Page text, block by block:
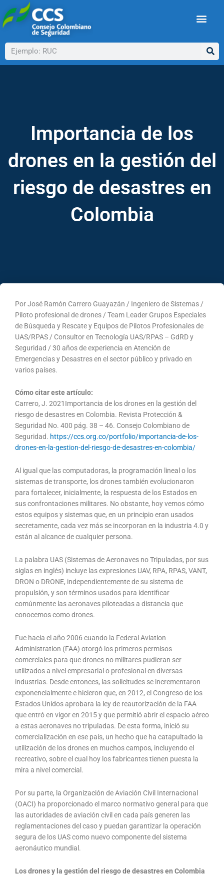
al
contenido
Buscar
Importancia de los
drones en la gestión del
riesgo de desastres en
Colombia
Por José Ramón Carrero Guayazán / Ingeniero de Sistemas /
Piloto profesional de drones / Team Leader Grupos Especiales
de Búsqueda y Rescate y Equipos de Pilotos Profesionales de
UAS/RPAS / Consultor en Tecnología UAS/RPAS – GdRD y
Seguridad / 30 años de experiencia en Atención de
Emergencias y Desastres en el sector público y privado en
varios países.
Cómo citar este artículo:
Carrero, J. 2021Importancia de los drones en la gestión del
riesgo de desastres en Colombia. Revista Protección &
Seguridad No. 400 pág. 38 – 46. Consejo Colombiano de
Seguridad. https://ccs.org.co/portfolio/importancia-de-los-
drones-en-la-gestion-del-riesgo-de-desastres-en-colombia/
Al igual que las computadoras, la programación lineal o los
sistemas de transporte, los drones también evolucionaron
para fortalecer, inicialmente, la respuesta de los Estados en
sus confrontaciones militares. No obstante, hoy vemos cómo
estos equipos y sistemas que, en un principio eran usados
secretamente, cada vez más se incorporan en la industria 4.0 y
están al alcance de cualquier persona.
La palabra UAS (Sistemas de Aeronaves no Tripuladas, por sus
siglas en inglés) incluye las expresiones UAV, RPA, RPAS, VANT,
DRON o DRONE, independientemente de su sistema de
propulsión, y son términos usados para identificar
comúnmente las aeronaves piloteadas a distancia que
conocemos como drones.
Fue hacia el año 2006 cuando la Federal Aviation
Administration (FAA) otorgó los primeros permisos
comerciales para que drones no militares pudieran ser
utilizados a nivel empresarial o profesional en diversas
industrias. Desde entonces, las solicitudes se incrementaron
exponencialmente e hicieron que, en 2012, el Congreso de los
Estados Unidos aprobara la ley de reautorización de la FAA
que entró en vigor en 2015 y que permitió abrir el espacio aéreo
a estas aeronaves no tripuladas. De esta forma, inició su
comercialización en ese país, un hecho que ha catapultado la
utilización de los drones en muchos campos, incluyendo el
recreativo, sobre el cual hoy los fabricantes tienen puesta la
mira a nivel comercial.
Por su parte, la Organización de Aviación Civil Internacional
(OACI) ha proporcionado el marco normativo general para que
las autoridades de aviación civil en cada país generen las
reglamentaciones del caso y puedan garantizar la operación
segura de los UAS como nuevo componente del sistema
aeronáutico mundial.
Los drones y la gestión del riesgo de desastres en Colombia